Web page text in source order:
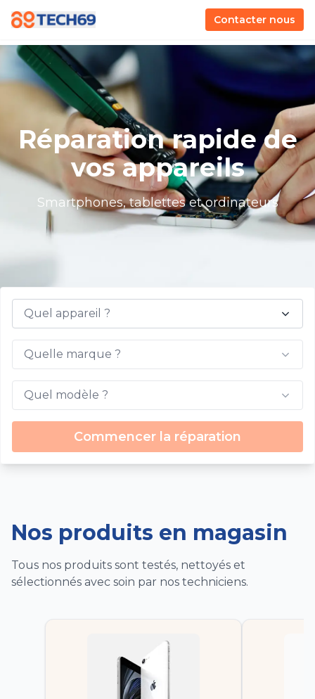
Contacter nous
Réparation rapide de
vos appareils
Smartphones, tablettes et ordinateurs
Quel appareil ?
Quelle marque ?
Quel modèle ?
Commencer la réparation
Nos produits en magasin
Tous nos produits sont testés, nettoyés et
sélectionnés avec soin par nos techniciens.